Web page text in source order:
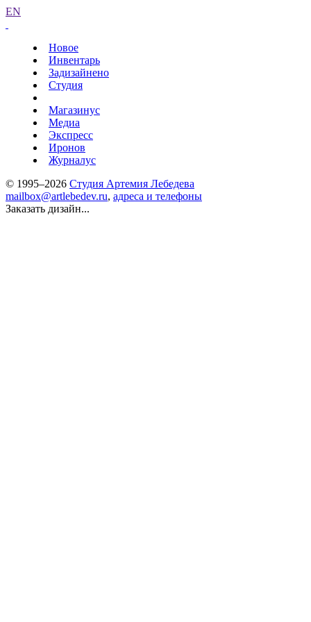
EN
Новое
Инвентарь
Задизайнено
Студия
Магазинус
Медиа
Экспресс
Иронов
Журналус
© 1995–2026 Студия Артемия Лебедева
mailbox@artlebedev.ru, адреса и телефоны
Заказать дизайн...